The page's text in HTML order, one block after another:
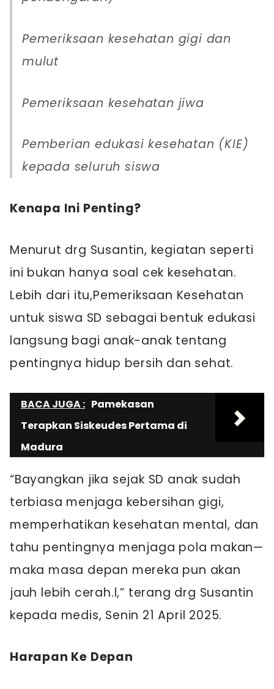
Pemeriksaan kesehatan gigi dan
mulut
Pemeriksaan kesehatan jiwa
Pemberian edukasi kesehatan (KIE)
kepada seluruh siswa
Kenapa Ini Penting?
Menurut drg Susantin, kegiatan seperti
ini bukan hanya soal cek kesehatan.
Lebih dari itu,Pemeriksaan Kesehatan
untuk siswa SD sebagai bentuk edukasi
langsung bagi anak-anak tentang
pentingnya hidup bersih dan sehat.
BACA JUGA : Pamekasan
Terapkan Siskeudes Pertama di
Madura
“Bayangkan jika sejak SD anak sudah
terbiasa menjaga kebersihan gigi,
memperhatikan kesehatan mental, dan
tahu pentingnya menjaga pola makan—
maka masa depan mereka pun akan
jauh lebih cerah.l,” terang drg Susantin
kepada medis, Senin 21 April 2025.
Harapan Ke Depan